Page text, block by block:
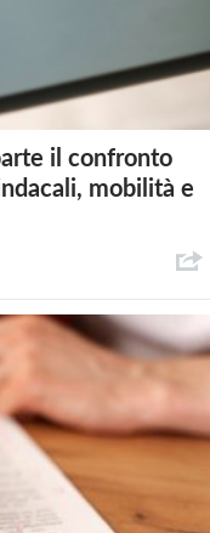
il confronto
mobilità e